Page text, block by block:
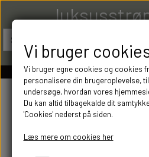
Vi bruger
Vi bruger egne cookies og cookies
personalisere din brugeroplevelse,
undersøge, hvordan vores
Du kan altid tilbagekalde dit
'Cookies' nederst på siden.
Læs mere om cookies her